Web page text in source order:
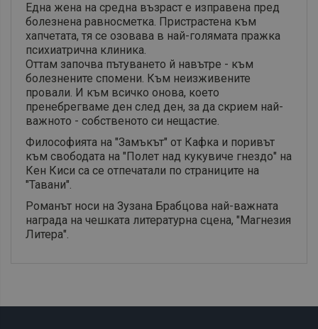
Една жена на средна възраст е изправена пред
болезнена равносметка. Пристрастена към
хапчетата, тя се озовава в най-голямата пражка
психиатрична клиника.
Оттам започва пътуването й навътре - към
болезнените спомени. Към неизживените
провали. И към всичко онова, което
пренебрегваме ден след ден, за да скрием най-
важното - собственото си нещастие.
Философията на "Замъкът" от Кафка и поривът
към свободата на "Полет над кукувиче гнездо" на
Кен Киси са се отпечатали по страниците на
"Тавани".
Романът носи на Зузана Брабцова най-важната
награда на чешката литературна сцена, "Магнезия
Литера".